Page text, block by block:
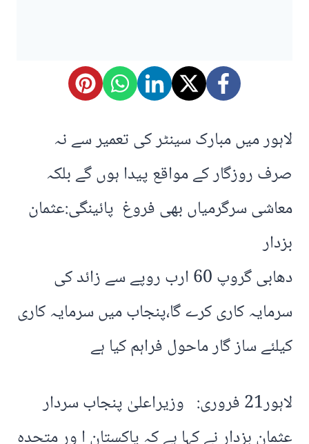
لاہور میں مبارک سینٹر کی تعمیر سے نہ
صرف روزگار کے مواقع پیدا ہوں گے بلکہ
معاشی سرگرمیاں بھی فروغ پائینگی:عثمان
بزدار
دھابی گروپ 60 ارب روپے سے زائد کی
سرمایہ کاری کرے گا،پنجاب میں سرمایہ کاری
کیلئے ساز گار ماحول فراہم کیا ہے
لاہور21 فروری: وزیراعلیٰ پنجاب سردار
عثمان بزدار نے کہا ہے کہ پاکستان ا ور متحدہ